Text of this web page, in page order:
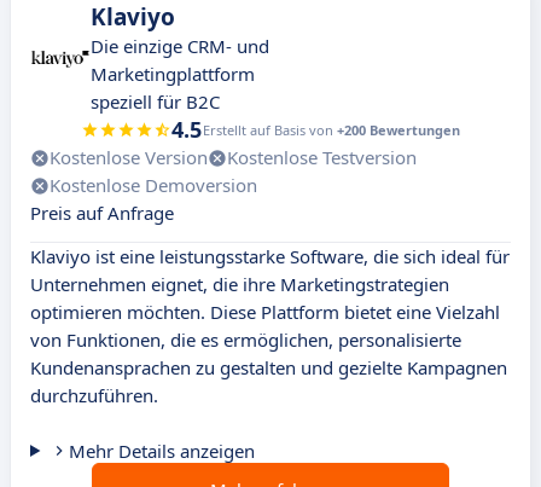
Klaviyo
Die einzige CRM- und
Marketingplattform
speziell für B2C
4.5Erstellt auf Basis von +200 Bewertungen
Kostenlose Version
Kostenlose Testversion
Kostenlose Demoversion
Preis auf Anfrage
Klaviyo ist eine leistungsstarke Software, die sich ideal für
Unternehmen eignet, die ihre Marketingstrategien
optimieren möchten. Diese Plattform bietet eine Vielzahl
von Funktionen, die es ermöglichen, personalisierte
Kundenansprachen zu gestalten und gezielte Kampagnen
durchzuführen.
Mehr Details anzeigen